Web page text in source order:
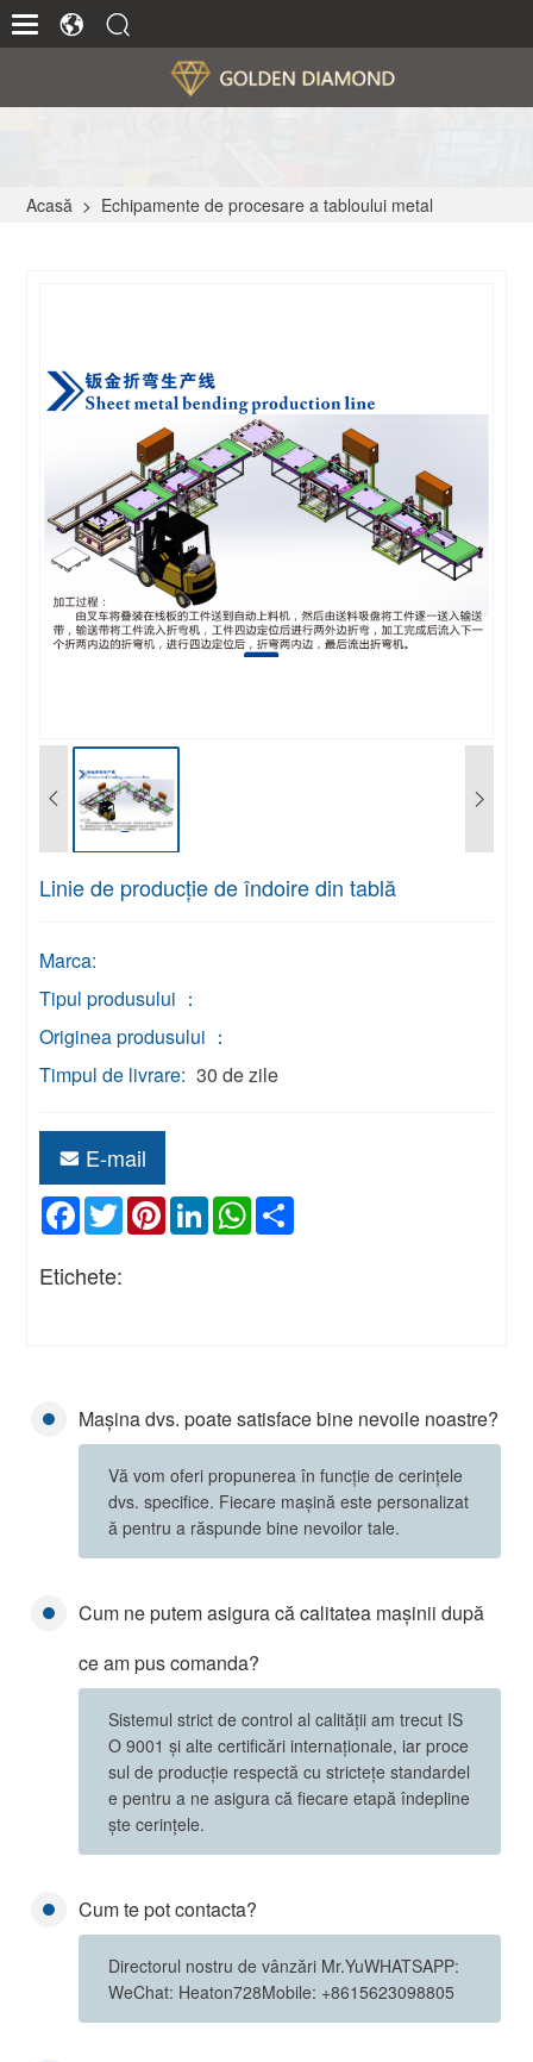
Acasă > Echipamente de procesare a tabloului metal
Linie de producție de îndoire din tablă
Marca:
Tipul produsului ：
Originea produsului ：
Timpul de livrare: 30 de zile
E-mail
Facebook
TwitterPinterestLinkedInWhatsApp
Etichete:
Mașina dvs. poate satisface bine nevoile noastre?
Vă vom oferi propunerea în funcție de cerințele
dvs. specifice. Fiecare mașină este personalizat
ă pentru a răspunde bine nevoilor tale.
Cum ne putem asigura că calitatea mașinii după
ce am pus comanda?
Sistemul strict de control al calității am trecut IS
O 9001 și alte certificări internaționale, iar proce
sul de producție respectă cu strictețe standardel
e pentru a ne asigura că fiecare etapă îndepline
ște cerințele.
Cum te pot contacta?
Directorul nostru de vânzări Mr.YuWHATSAPP:
WeChat: Heaton728Mobile: +8615623098805